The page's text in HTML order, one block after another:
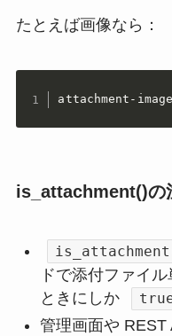
たとえば画像なら：
attachment-
is_attachment()の
ドで添付ファイ
ときにしか
管理画面や REST